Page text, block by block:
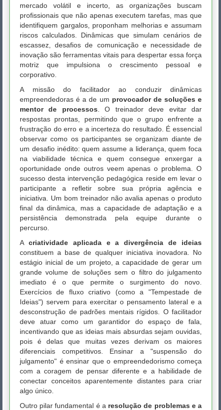
mercado volátil e incerto, as organizações buscam
profissionais que não apenas executem tarefas, mas que
identifiquem gargalos, proponham melhorias e assumam
riscos calculados. Dinâmicas que simulam cenários de
escassez, desafios de comunicação e necessidade de
inovação são ferramentas vitais para despertar essa força
motriz que impulsiona o crescimento pessoal e
corporativo.
A missão do facilitador ao conduzir dinâmicas
empreendedoras é a de um provocador de soluções e
mentor de processos . O treinador deve evitar dar
respostas prontas, permitindo que o grupo enfrente a
frustração do erro e a incerteza do resultado. É essencial
observar como os participantes se organizam diante de
um desafio inédito: quem assume a liderança, quem foca
na viabilidade técnica e quem consegue enxergar a
oportunidade onde outros veem apenas o problema. O
sucesso desta intervenção pedagógica reside em levar o
participante a refletir sobre sua própria agência e
iniciativa. Um bom treinador não avalia apenas o produto
final da dinâmica, mas a capacidade de adaptação e a
persistência demonstrada pela equipe durante o
percurso.
A criatividade aplicada e a divergência de ideias
constituem a base de qualquer iniciativa inovadora. No
estágio inicial de um projeto, a capacidade de gerar um
grande volume de soluções sem o filtro do julgamento
imediato é o que permite o surgimento do novo.
Exercícios de fluxo criativo (como a "Tempestade de
Ideias") servem para exercitar o pensamento lateral e a
desconstrução de padrões mentais rígidos. O facilitador
deve atuar como um garantidor do espaço de fala,
incentivando que as ideias mais absurdas sejam ouvidas,
pois é delas que muitas vezes derivam os maiores
diferenciais competitivos. Ensinar a "suspensão do
julgamento" é ensinar que o empreendedorismo começa
com a coragem de pensar diferente e a habilidade de
conectar conceitos aparentemente distantes para criar
algo único.
Outro pilar fundamental é a resolução de problemas e a